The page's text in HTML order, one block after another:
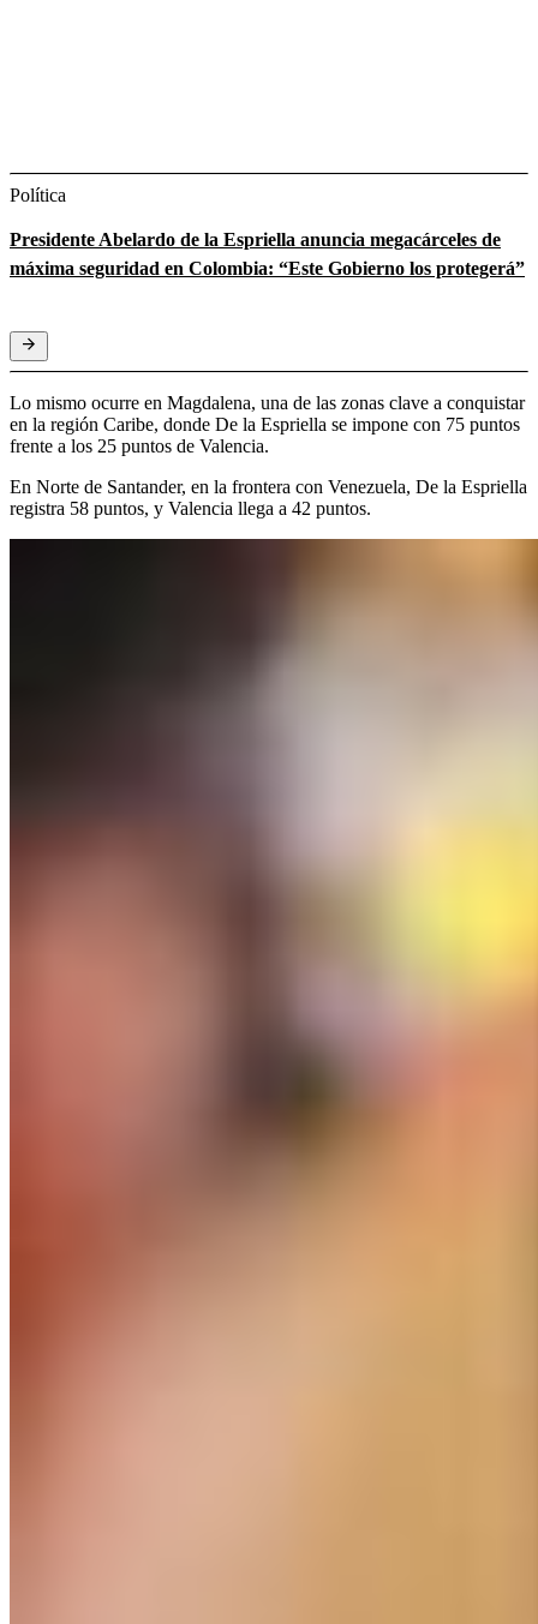
Política
Presidente Abelardo de la Espriella anuncia megacárceles de
máxima seguridad en Colombia: “Este Gobierno los protegerá”
Lo mismo ocurre en Magdalena, una de las zonas clave a conquistar
en la región Caribe, donde De la Espriella se impone con 75 puntos
frente a los 25 puntos de Valencia.
En Norte de Santander, en la frontera con Venezuela, De la Espriella
registra 58 puntos, y Valencia llega a 42 puntos.